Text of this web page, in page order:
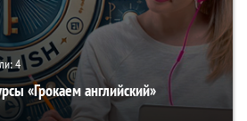
4
«Грокаем английский»